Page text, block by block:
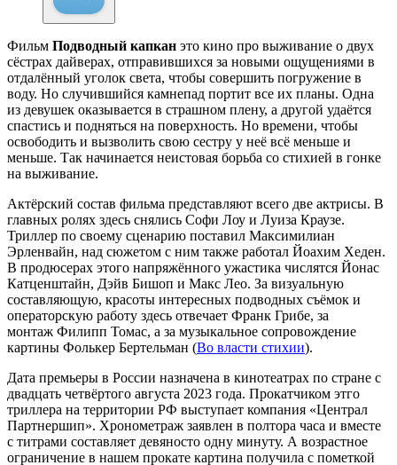
Фильм Подводный капкан это кино про выживание о двух
сёстрах дайверах, отправившихся за новыми ощущениями в
отдалённый уголок света, чтобы совершить погружение в
воду. Но случившийся камнепад портит все их планы. Одна
из девушек оказывается в страшном плену, а другой удаётся
спастись и подняться на поверхность. Но времени, чтобы
освободить и вызволить свою сестру у неё всё меньше и
меньше. Так начинается неистовая борьба со стихией в гонке
на выживание.
Актёрский состав фильма представляют всего две актрисы. В
главных ролях здесь снялись Софи Лоу и Луиза Краузе.
Триллер по своему сценарию поставил Максимилиан
Эрленвайн, над сюжетом с ним также работал Йоахим Хеден.
В продюсерах этого напряжённого ужастика числятся Йонас
Катценштайн, Дэйв Бишоп и Макс Лео. За визуальную
составляющую, красоты интересных подводных съёмок и
операторскую работу здесь отвечает Франк Грибе, за
монтаж Филипп Томас, а за музыкальное сопровождение
картины Фолькер Бертельман (Во власти стихии).
Дата премьеры в России назначена в кинотеатрах по стране с
двадцать четвёртого августа 2023 года. Прокатчиком этго
триллера на территории РФ выступает компания «Централ
Партнершип». Хронометраж заявлен в полтора часа и вместе
с титрами составляет девяносто одну минуту. А возрастное
ограничение в нашем прокате картина получила с пометкой